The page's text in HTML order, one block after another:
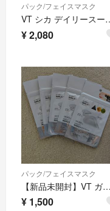
パック/フェイスマスク
VT シカ デイリースージング
¥2,080
パック/フェイスマスク
【新品未開封】VT ガーリック リードルS スポットパッチ 48粒×5袋
¥ 1,500